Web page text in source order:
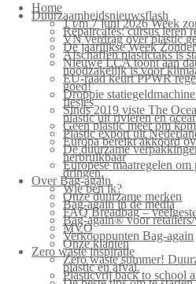
Home
Duurzaamheidsnieuwsflash
1 t/m 7 juni 2026 Week
Repaircafés: cursus leren
VN verdrag over plastic
De jaarlijkse Week
Afschaffen plastictaks is
Nieuwe LCA toont aan
noodzakelijk is voor
EU-raad keurt PPWR
goed!
Droppie
flesjes
Sinds 2019 viste The
plastic uit rivieren en
Geen plastic meer om
Plastic export uit
Europa bereikt akkoord
De duurzame
herbruikbaar
Europese maatregelen
dringen.
Over Bag-again
Wie ben ik?
Onze duurzame merken
Bag-again in de media
FAQ Breadbag –
Bag-again® voor
MVO
Verkooppunten Bag-again
Onze klanten
Zero waste inspiratie
Zero waste summer!
plastic en afval.
Plasticvrij back to school